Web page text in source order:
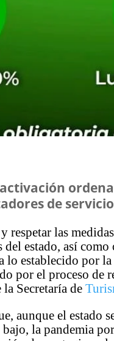
de
respetar las
del estado, así
lo establecido por
por el proceso de
Secretaría de
aunque el estado
la pandemia